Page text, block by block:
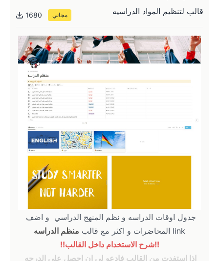
قالب لتنظيم المواد الدراسيه مجاني 1680
جدول اوقات الدراسه و نظم المنهج الدراسي  و اضف
link المحاضرات و اكثر مع قالب
منظم الدراسه
!!شرح الاستخدام داخل القالب!!
اذا استفدت من القالب فادعو لي ان احصل علي الدرجه